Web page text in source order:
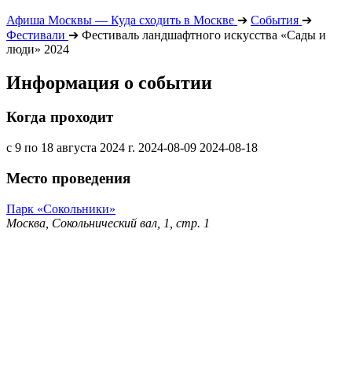
Афиша Москвы — Куда сходить в Москве ➔ События ➔
Фестивали ➔ Фестиваль ландшафтного искусства «Сады и
люди» 2024
Информация о событии
Когда проходит
с 9 по 18 августа 2024 г. 2024-08-09 2024-08-18
Место проведения
Парк «Сокольники»
Москва, Сокольнический вал, 1, стр. 1